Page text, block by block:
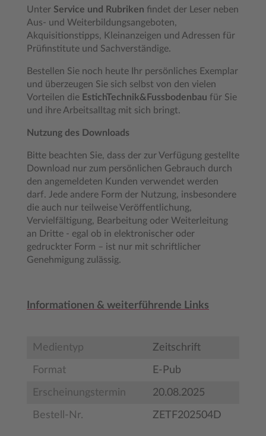
Unter Service und Rubriken findet der Leser neben
Aus- und Weiterbildungsangeboten,
Akquisitionstipps, Kleinanzeigen und Adressen für
Prüfinstitute und Sachverständige.
Bestellen Sie noch heute Ihr persönliches Exemplar
und überzeugen Sie sich selbst von den vielen
Vorteilen die EstichTechnik&Fussbodenbau für Sie
und ihre Arbeitsalltag mit sich bringt.
Nutzung des Downloads
Bitte beachten Sie, dass der zur Verfügung gestellte
Download nur zum persönlichen Gebrauch durch
den angemeldeten Kunden verwendet werden
darf. Jede andere Form der Nutzung, insbesondere
die auch nur teilweise Veröffentlichung,
Vervielfältigung, Bearbeitung oder Weiterleitung
an Dritte - egal ob in elektronischer oder
gedruckter Form – ist nur mit schriftlicher
Genehmigung zulässig.
Informationen & weiterführende Links
Medientyp Zeitschrift
Format E-Pub
Erscheinungstermin 20.08.2025
Bestell-Nr. ZETF202504D